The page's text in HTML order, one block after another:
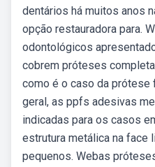
dentários há muitos anos
opção restauradora para.
odontológicos
cobrem próteses
como é o caso da prótese
geral, as ppfs adesivas
indicadas para os casos
estrutura metálica na face
pequenos. Webas